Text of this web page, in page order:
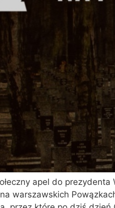
apel do
na warszawskich